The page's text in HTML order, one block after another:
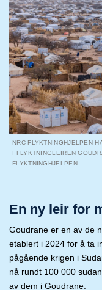
NRC FLYKTNINGHJELPEN
I FLYKTNINGLEIREN
FLYKTNINGHJELPEN
En ny leir for
Goudrane er en av de
etablert i 2024 for å ta
pågående krigen i
nå rundt 100 000
av dem i Goudrane.